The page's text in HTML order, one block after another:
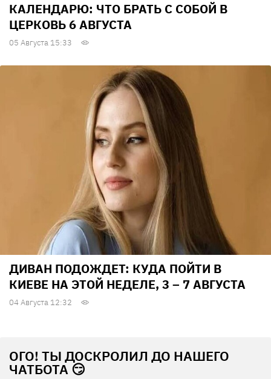
КАЛЕНДАРЮ: ЧТО БРАТЬ С СОБОЙ В
ЦЕРКОВЬ 6 АВГУСТА
05 Августа 15:33
ДИВАН ПОДОЖДЕТ: КУДА ПОЙТИ В
КИЕВЕ НА ЭТОЙ НЕДЕЛЕ, 3 – 7 АВГУСТА
04 Августа 12:32
ОГО! ТЫ ДОСКРОЛИЛ ДО НАШЕГО
ЧАТБОТА 😏